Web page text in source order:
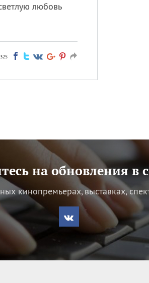
любовь
325
на обновления в
кинопремьерах, выставках,